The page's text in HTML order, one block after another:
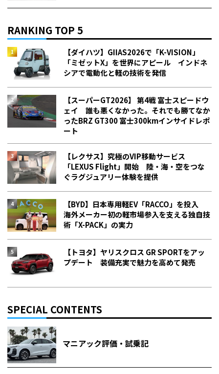
RANKING TOP 5
【ダイハツ】GIIAS2026で「K-VISION」
「ミゼットX」を世界にアピール インドネ
シアで電動化と軽の技術を発信
【スーパーGT2026】 第4戦 富士スピードウ
ェイ 誰も悪くなかった。それでも勝てなか
った――BRZ GT300 富士300kmインサイドレポ
ート
【レクサス】究極のVIP移動サービス
「LEXUS Flight」開始 陸・海・空をつな
ぐラグジュアリー体験を提供
【BYD】日本専用軽EV「RACCO」を投入
海外メーカー初の軽市場参入を支える独自技
術「X-PACK」の実力
【トヨタ】ヤリスクロス GR SPORTをアッ
プデート 装備充実で魅力を高めて発売
SPECIAL CONTENTS
マニアック評価・試乗記